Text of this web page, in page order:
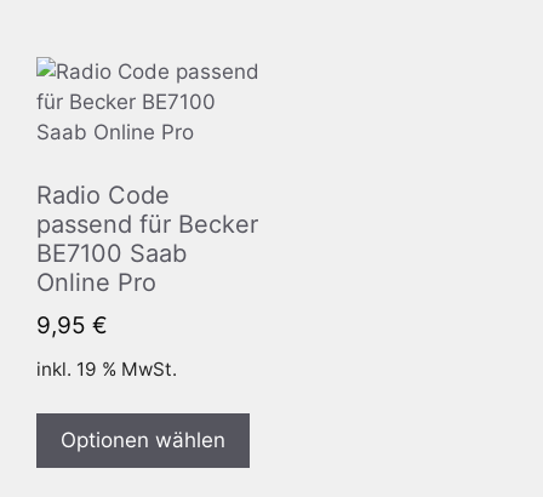
Radio Code
passend für Becker
BE7100 Saab
Online Pro
9,95 €
inkl. 19 % MwSt.
Optionen wählen